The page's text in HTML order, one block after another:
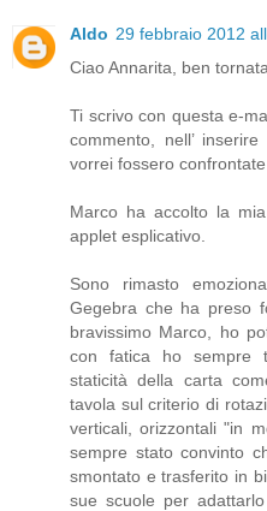
Aldo 29 febbraio 2012
Ciao Annarita, ben tornata.
Ti scrivo con questa e-
commento, nell’
vorrei fossero confrontate
Marco ha accolto la
applet esplicativo.
Sono rimasto
Gegebra che ha preso
bravissimo Marco, ho
con fatica ho sempre
staticità della carta
tavola sul criterio di
verticali, orizzontali "in
sempre stato convinto
smontato e trasferito in
sue scuole per